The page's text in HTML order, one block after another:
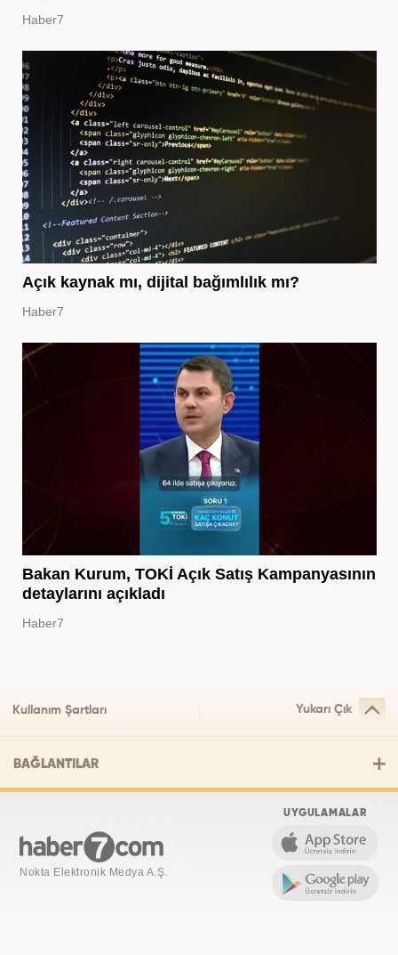
Haber7
Açık kaynak mı, dijital bağımlılık mı?
Haber7
Bakan Kurum, TOKİ Açık Satış Kampanyasının
detaylarını açıkladı
Haber7
Kullanım Şartları Yukarı Çık
BAĞLANTILAR
Nokta Elektronik Medya A.Ş.
UYGULAMALAR